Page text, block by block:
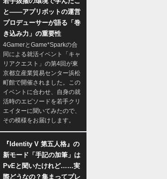
と――アプリボットの運営
プロデューサーが語る「巻
き込み力」の重要性
4GamerとGame*Sparkの合
同による就活イベント「キャ
リアクエスト」の第4回が東
京都立産業貿易センター浜松
町館で開催されました。この
イベントに合わせ、自身の就
活時のエピソードを若手クリ
エイターに聞いてみたので、
その模様をお届けします。
『Identity V 第五人格』の
新モード「手記の加筆」は
PvEと聞いたけれど……実
際どうなの？集まってプレ